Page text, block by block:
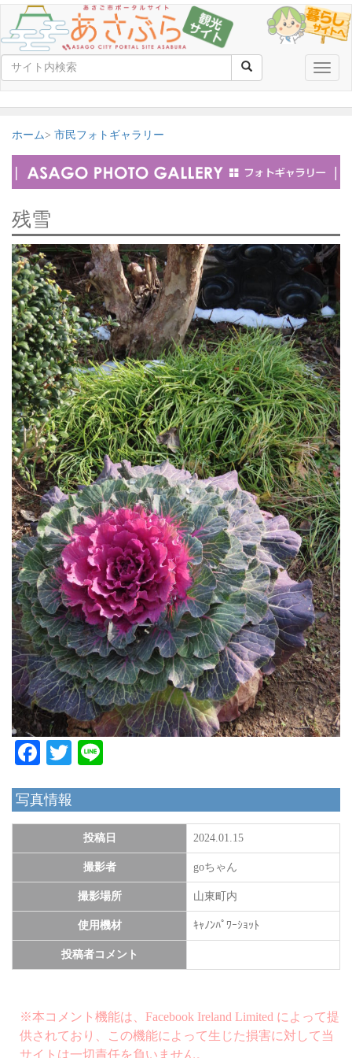
Toggle
ホーム 市民フォトギャラリー
残雪
Facebook
Twitter
写真情報
投稿日 2024.01.15
撮影者 goちゃん
撮影場所 山東町内
使用機材 ｷｬﾉﾝﾊﾟﾜｰｼｮｯﾄ
投稿者コメント
※本コメント機能は、Facebook Ireland Limited によって提
供されており、この機能によって生じた損害に対して当
サイトは一切責任を負いません。